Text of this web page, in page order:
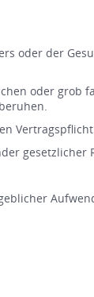
oder der
oder